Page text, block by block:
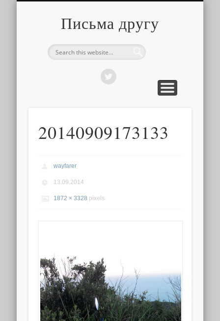
Письма другу
20140909173133
wayfarer
13.09.2014
1872 × 3328 pixels